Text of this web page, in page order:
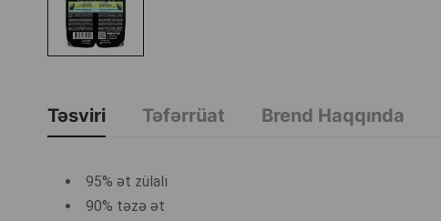
Təsviri Təfərrüat Brend Haqqında
95% ət zülalı
90% təzə ət